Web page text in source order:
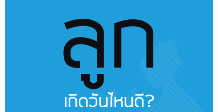
ลูก
เกิดวันไหนดี?